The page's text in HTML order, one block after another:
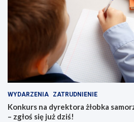
WYDARZENIA ZATRUDNIENIE
Konkurs na dyrektora żłobka
– zgłoś się już dziś!